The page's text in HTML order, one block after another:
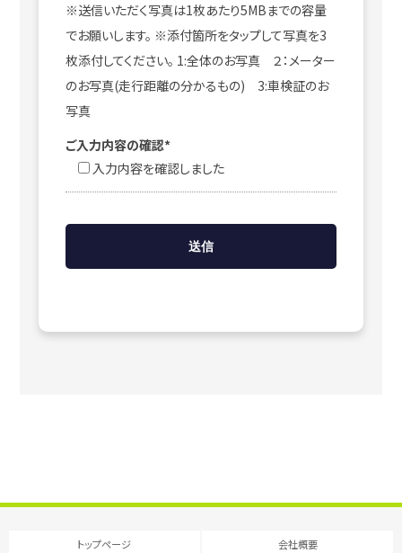
※送信いただく写真は1枚あたり5MBまでの容量
でお願いします。 ※添付箇所をタップして写真を3
枚添付してください。 1:全体のお写真 ２：メーター
のお写真(走行距離の分かるもの) 3:車検証のお
写真
ご入力内容の確認*
入力内容を確認しました
トップページ 会社概要